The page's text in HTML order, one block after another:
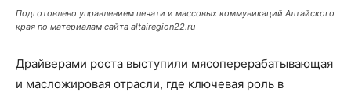
Подготовлено управлением печати и массовых коммуникаций Алтайского
края по материалам сайта altairegion22.ru
Драйверами роста выступили мясоперерабатывающая
и масложировая отрасли, где ключевая роль в